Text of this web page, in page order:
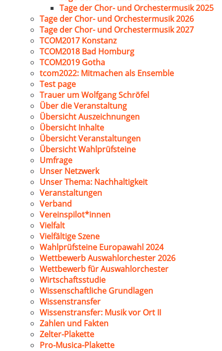
Tage der Chor- und Orchestermusik 2025
Tage der Chor- und Orchestermusik 2026
Tage der Chor- und Orchestermusik 2027
TCOM2017 Konstanz
TCOM2018 Bad Homburg
TCOM2019 Gotha
tcom2022: Mitmachen als Ensemble
Test page
Trauer um Wolfgang Schröfel
Über die Veranstaltung
Übersicht Auszeichnungen
Übersicht Inhalte
Übersicht Veranstaltungen
Übersicht Wahlprüfsteine
Umfrage
Unser Netzwerk
Unser Thema: Nachhaltigkeit
Veranstaltungen
Verband
Vereinspilot*innen
Vielfalt
Vielfältige Szene
Wahlprüfsteine Europawahl 2024
Wettbewerb Auswahlorchester 2026
Wettbewerb für Auswahlorchester
Wirtschaftsstudie
Wissenschaftliche Grundlagen
Wissenstransfer
Wissenstransfer: Musik vor Ort II
Zahlen und Fakten
Zelter-Plakette
Pro-Musica-Plakette